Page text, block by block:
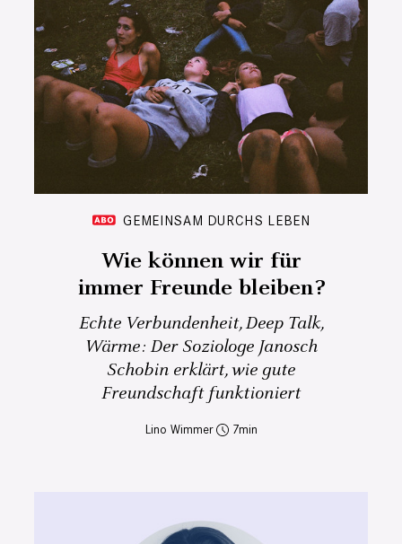
GEMEINSAM DURCHS LEBEN
Wie können wir für
immer Freunde bleiben?
Echte Verbundenheit, Deep Talk,
Wärme: Der Soziologe Janosch
Schobin erklärt, wie gute
Freundschaft funktioniert
Lino Wimmer 7